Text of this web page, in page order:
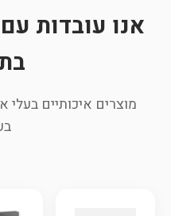
אנו עובדות
מוצרים איכותיים בעלי